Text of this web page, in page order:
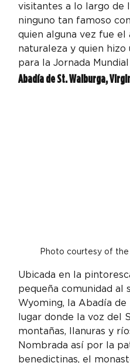
visitantes a lo largo de
ninguno tan famoso
quien alguna vez fue el
naturaleza y quien
para la Jornada
Abadía de St. Walburga,
Photo courtesy of
Ubicada en la
pequeña comunidad al
Wyoming, la Abadía de
lugar donde la voz del
montañas, llanuras y
Nombrada así por la
benedictinas, el